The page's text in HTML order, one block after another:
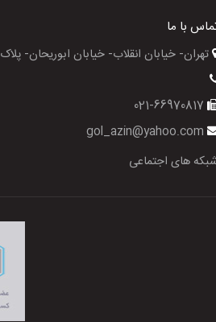
با ما
تهران- خیابان انقلاب- خیابان ابوریحان- پلاک 61- طبقه دوم- واحد 3
های اجتماعی